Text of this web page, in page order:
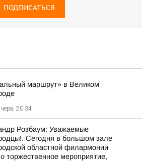
ПОДПИСАТЬСЯ
маршрут» в Великом
20:34
Розбаум: Уважаемые
Сегодня в большом зале
областной филармонии
торжественное мероприятие,